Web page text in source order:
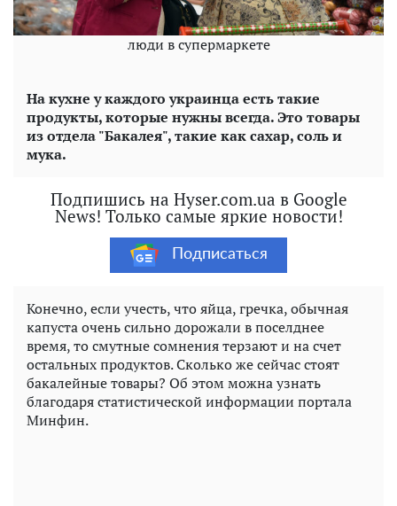
люди в супермаркете
На кухне у каждого украинца есть такие
продукты, которые нужны всегда. Это товары
из отдела "Бакалея", такие как сахар, соль и
мука.
Подпишись на Hyser.com.ua в Google
News! Только самые яркие новости!
Подписаться
Конечно, если учесть, что яйца, гречка, обычная
капуста очень сильно дорожали в поселднее
время, то смутные сомнения терзают и на счет
остальных продуктов. Сколько же сейчас стоят
бакалейные товары? Об этом можна узнать
благодаря статистической информации портала
Минфин.